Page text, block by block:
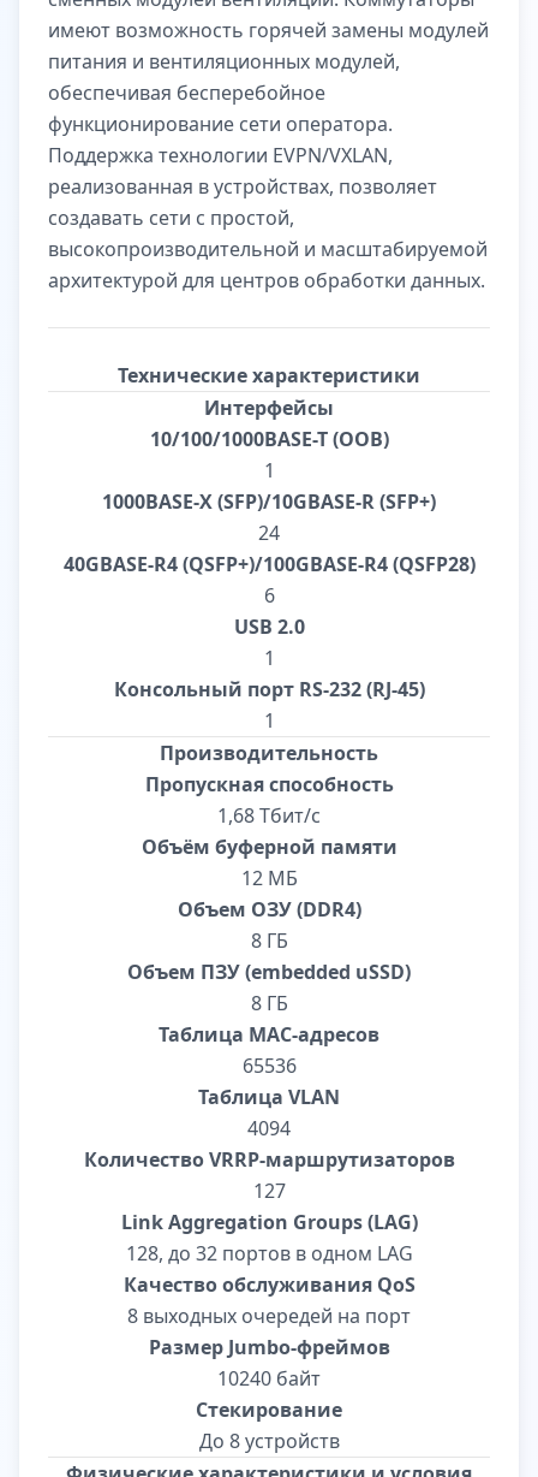
имеют возможность горячей замены модулей
питания и вентиляционных модулей,
обеспечивая бесперебойное
функционирование сети оператора.
Поддержка технологии EVPN/VXLAN,
реализованная в устройствах, позволяет
создавать сети с простой,
высокопроизводительной и масштабируемой
архитектурой для центров обработки данных.
Технические характеристики
Интерфейсы
10/100/1000BASE-T (OOB)
1
1000BASE-X (SFP)/10GBASE-R (SFP+)
24
40GBASE-R4 (QSFP+)/100GBASE-R4 (QSFP28)
6
USB 2.0
1
Консольный порт RS-232 (RJ-45)
1
Производительность
Пропускная способность
1,68 Тбит/с
Объём буферной памяти
12 МБ
Объем ОЗУ (DDR4)
8 ГБ
Объем ПЗУ (embedded uSSD)
8 ГБ
Таблица MAC-адресов
65536
Таблица VLAN
4094
Количество VRRP-маршрутизаторов
127
Link Aggregation Groups (LAG)
128, до 32 портов в одном LAG
Качество обслуживания QoS
8 выходных очередей на порт
Размер Jumbo-фреймов
10240 байт
Стекирование
До 8 устройств